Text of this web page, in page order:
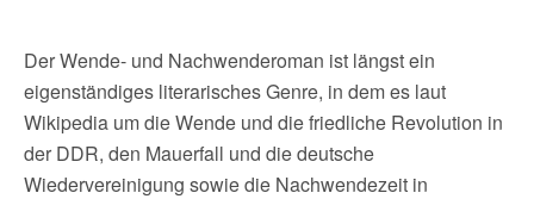
Der Wende- und Nachwenderoman ist längst ein
eigenständiges literarisches Genre, in dem es laut
Wikipedia um die Wende und die friedliche Revolution in
der DDR, den Mauerfall und die deutsche
Wiedervereinigung sowie die Nachwendezeit in